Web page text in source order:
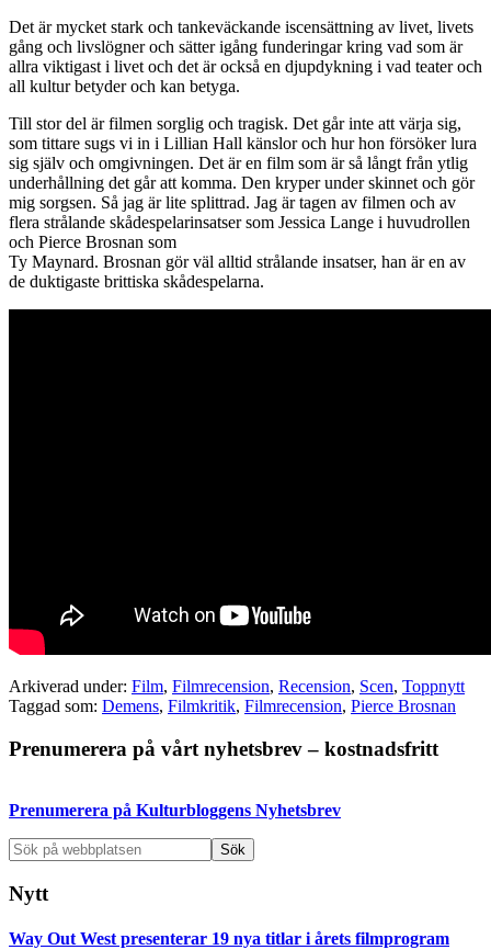
Det är mycket stark och tankeväckande iscensättning av livet, livets
gång och livslögner och sätter igång funderingar kring vad som är
allra viktigast i livet och det är också en djupdykning i vad teater och
all kultur betyder och kan betyga.
Till stor del är filmen sorglig och tragisk. Det går inte att värja sig,
som tittare sugs vi in i Lillian Hall känslor och hur hon försöker lura
sig själv och omgivningen. Det är en film som är så långt från ytlig
underhållning det går att komma. Den kryper under skinnet och gör
mig sorgsen. Så jag är lite splittrad. Jag är tagen av filmen och av
flera strålande skådespelarinsatser som Jessica Lange i huvudrollen
och Pierce Brosnan som
Ty Maynard. Brosnan gör väl alltid strålande insatser, han är en av
de duktigaste brittiska skådespelarna.
Arkiverad under: Film, Filmrecension, Recension, Scen, Toppnytt
Taggad som: Demens, Filmkritik, Filmrecension, Pierce Brosnan
Primärt
Prenumerera på vårt nyhetsbrev – kostnadsfritt
Prenumerera på Kulturbloggens Nyhetsbrev
Sök
på
webbplatsen
Nytt
Way Out West presenterar 19 nya titlar i årets filmprogram